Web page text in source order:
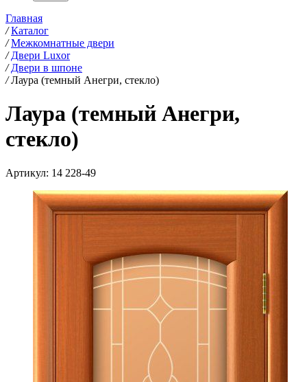
Главная
/ Каталог
/ Межкомнатные двери
/ Двери Luxor
/ Двери в шпоне
/ Лаура (темный Анегри, стекло)
Лаура (темный Анегри,
стекло)
Артикул: 14 228-49